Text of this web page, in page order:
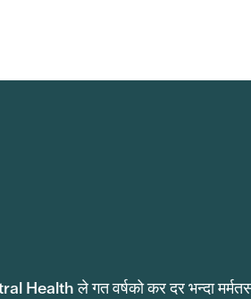
Health ले गत वर्षको कर दर भन्दा